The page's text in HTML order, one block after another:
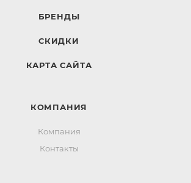
БРЕНДЫ
СКИДКИ
КАРТА САЙТА
КОМПАНИЯ
Компания
Контакты